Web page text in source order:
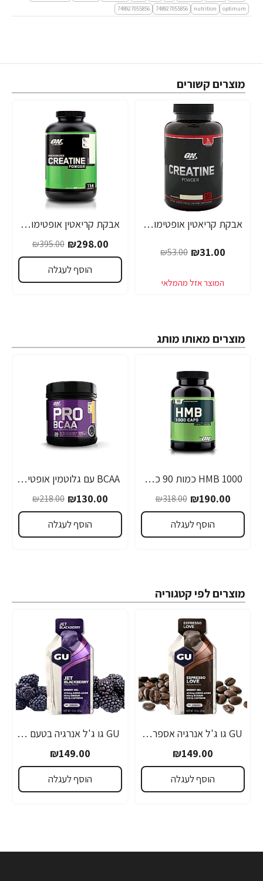
optimum
nutrition
748927055856
748927055856
מוצרים קשורים
-42% אבקת קריאטין אופטימום 50 מנות 150 גרם מבית Optimum Nutrition
₪31.00
₪53.00
-25%
אבקת קריאטין אופטימום מנות 600 גרם - מבית Optimum Nutrition
₪298.00
₪395.00
הוסף לעגלה
מוצרים מאותו מותג
-40%
1000 HMB כמות 90 כמוסות מבית Optimum Nutrition
₪190.00
₪318.00
הוסף לעגלה
-40%
BCAA עם גלוטמין אופטימום פרו סירייס טעם אפרסק מנגו 390 גרם - מבית Optimum Nutrition
₪130.00
₪218.00
הוסף לעגלה
מוצרים לפי קטגוריה
GU גו ג'ל אנרגיה אספרסו 32 גרם - 24 יחידות
₪149.00
הוסף לעגלה
GU גו ג'ל אנרגיה בטעם פטל שחור 32 גרם - 24 יחידות
₪149.00
הוסף לעגלה